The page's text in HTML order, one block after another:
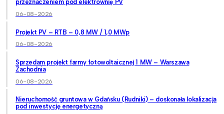
przeznaczeniem pod elektrownię PV
06-08-2026
Projekt PV – RTB – 0,8 MW / 1,0 MWp
06-08-2026
Sprzedam projekt farmy fotowoltaicznej 1 MW – Warszawa
Zachodnia
06-08-2026
Nieruchomość gruntowa w Gdańsku (Rudniki) – doskonała lokalizacja
pod inwestycję energetyczną